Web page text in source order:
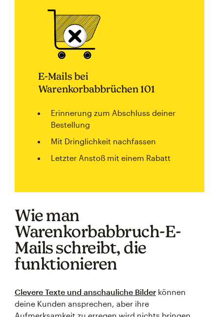
E-Mails bei
Warenkorbabbrüchen 101
Erinnerung zum Abschluss deiner
Bestellung
Mit Dringlichkeit nachfassen
Letzter Anstoß mit einem Rabatt
Wie man
Warenkorbabbruch-E-
Mails schreibt, die
funktionieren
Clevere Texte und anschauliche Bilder können
deine Kunden ansprechen, aber ihre